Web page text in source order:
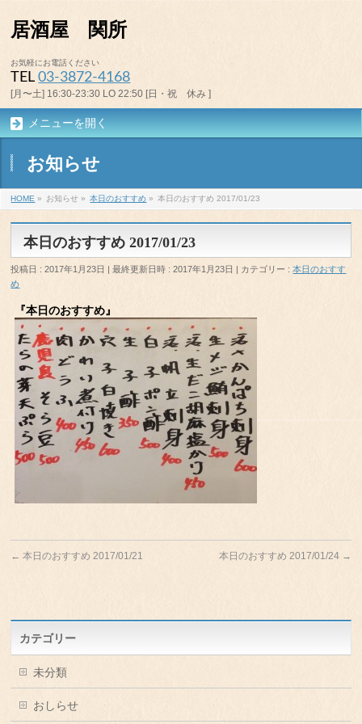
居酒屋 関所
お気軽にお電話ください
TEL03-3872-4168
[月〜土] 16:30-23:30 LO 22:50 [日・祝 休み ]
メニューを開く
お知らせ
HOME » お知らせ » 本日のおすすめ » 本日のおすすめ 2017/01/23
本日のおすすめ 2017/01/23
投稿日 : 2017年1月23日 最終更新日時 : 2017年1月23日 カテゴリー :本日のおすす
め
『本日のおすすめ』
← 本日のおすすめ 2017/01/21 本日のおすすめ 2017/01/24 →
カテゴリー
未分類
おしらせ